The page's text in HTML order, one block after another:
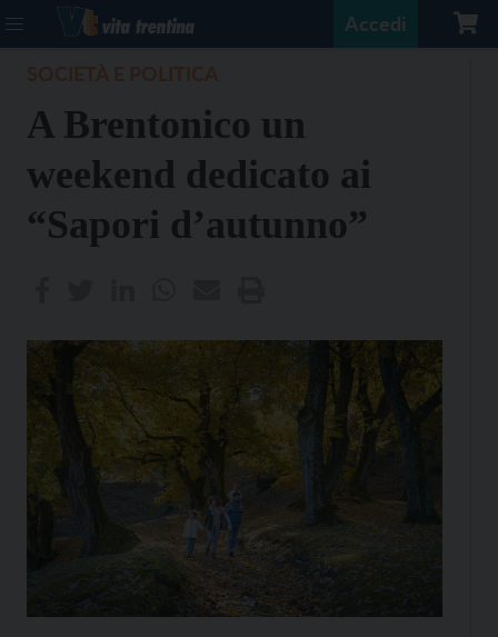
Accedi
A Brentonico un
weekend dedicato ai
“Sapori d’autunno”